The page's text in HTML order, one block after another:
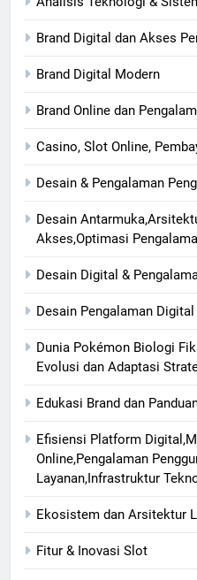
Brand Digital dan Akses
Brand Digital Modern
Brand Online dan
Casino, Slot Online,
Desain & Pengalaman
Desain
Akses,Optimasi
Desain Digital &
Desain Pengalaman Digital
Dunia Pokémon Biologi
Evolusi dan Adaptasi
Edukasi Brand dan
Efisiensi Platform
Online,Pengalaman
Layanan,Infrastruktur
Ekosistem dan Arsitektur
Fitur & Inovasi Slot